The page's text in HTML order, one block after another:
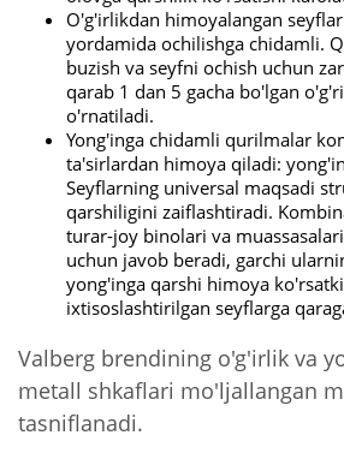
O'g'irlikdan himoyalangan
yordamida ochilishga chidamli.
buzish va seyfni ochish uchun
qarab 1 dan 5 gacha bo'lgan
o'rnatiladi.
Yong'inga chidamli qurilmalar
ta'sirlardan himoya qiladi:
Seyflarning universal maqsadi
qarshiligini zaiflashtiradi.
turar-joy binolari va
uchun javob beradi, garchi
yong'inga qarshi himoya
ixtisoslashtirilgan seyflarga
Valberg brendining o'g'irlik va
metall shkaflari mo'ljallangan
tasniflanadi.